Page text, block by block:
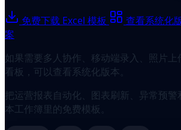
免费下载 Excel 模板 查看系统化
案
如果需要多人协作、移动端录入、照片上
看板，可以查看系统化版本。
把运营报表自动化、图表刷新、异常预
本工作簿里的免费模板。